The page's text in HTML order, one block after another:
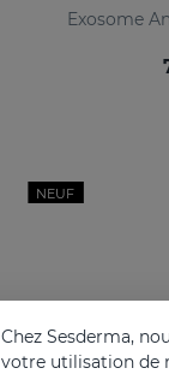
Exosome
NEUF
Chez Sesderma,
votre utilisation de